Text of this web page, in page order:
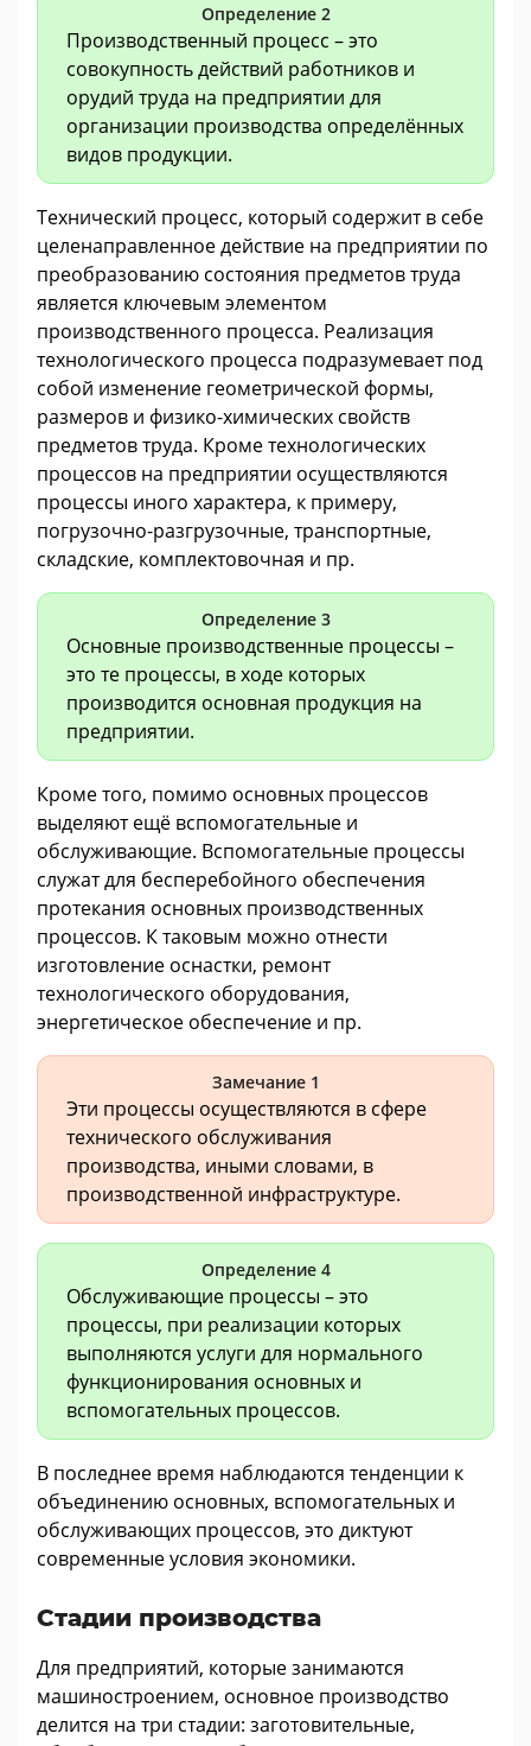
Определение 2
Производственный процесс – это
совокупность действий работников и
орудий труда на предприятии для
организации производства определённых
видов продукции.
Технический процесс, который содержит в себе
целенаправленное действие на предприятии по
преобразованию состояния предметов труда
является ключевым элементом
производственного процесса. Реализация
технологического процесса подразумевает под
собой изменение геометрической формы,
размеров и физико-химических свойств
предметов труда. Кроме технологических
процессов на предприятии осуществляются
процессы иного характера, к примеру,
погрузочно-разгрузочные, транспортные,
складские, комплектовочная и пр.
Определение 3
Основные производственные процессы –
это те процессы, в ходе которых
производится основная продукция на
предприятии.
Кроме того, помимо основных процессов
выделяют ещё вспомогательные и
обслуживающие. Вспомогательные процессы
служат для бесперебойного обеспечения
протекания основных производственных
процессов. К таковым можно отнести
изготовление оснастки, ремонт
технологического оборудования,
энергетическое обеспечение и пр.
Замечание 1
Эти процессы осуществляются в сфере
технического обслуживания
производства, иными словами, в
производственной инфраструктуре.
Определение 4
Обслуживающие процессы – это
процессы, при реализации которых
выполняются услуги для нормального
функционирования основных и
вспомогательных процессов.
В последнее время наблюдаются тенденции к
объединению основных, вспомогательных и
обслуживающих процессов, это диктуют
современные условия экономики.
Стадии производства
Для предприятий, которые занимаются
машиностроением, основное производство
делится на три стадии: заготовительные,